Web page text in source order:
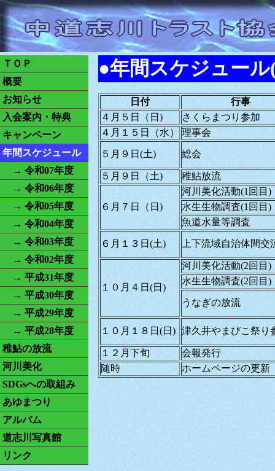
ＴＯＰ
概要
お知らせ
入会案内・特典
キャンペーン
年間スケジュール
→ 令和07年度
→ 令和06年度
→ 令和05年度
→ 令和04年度
→ 令和03年度
→ 令和02年度
→ 平成31年度
→ 平成30年度
→ 平成29年度
→ 平成28年度
稚鮎の放流
河川美化
SDGsへの取組み
あゆまつり
アルバム
道志川写真館
リンク
●年間スケジュール
日付
行事
４月５日（日)
さくらまつり参加
４月１５日（水）
理事会
５月９日(土) 総会
５月９日（土) 稚鮎放流
６月７日（日)
河川美化活動(1回目)
水生生物調査(1回目)
魚道水量等調査
６月１３日(土) 上下流域自治体間交
１０月４日(日)
河川美化活動(2回目)
水生生物調査(2回目)
うなぎの放流
１０月１８日(日) 津久井やまびこ祭り
１２月下旬
会報発行
随時
ホームページの更新